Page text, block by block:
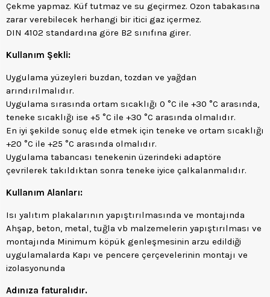
Çekme yapmaz. Küf tutmaz ve su geçirmez. Ozon tabakasına
zarar verebilecek herhangi bir itici gaz içermez.
DIN 4102 standardına göre B2 sınıfına girer.
Kullanım Şekli:
Uygulama yüzeyleri buzdan, tozdan ve yağdan
arındırılmalıdır.
Uygulama sırasında ortam sıcaklığı 0 °C ile +30 °C arasında,
teneke sıcaklığı ise +5 °C ile +30 °C arasında olmalıdır.
En iyi şekilde sonuç elde etmek için teneke ve ortam sıcaklığı
+20 °C ile +25 °C arasında olmalıdır.
Uygulama tabancası tenekenin üzerindeki adaptöre
çevrilerek takıldıktan sonra teneke iyice çalkalanmalıdır.
Kullanım Alanları:
Isı yalıtım plakalarının yapıştırılmasında ve montajında
Ahşap, beton, metal, tuğla vb malzemelerin yapıştırılması ve
montajında Minimum köpük genleşmesinin arzu edildiği
uygulamalarda Kapı ve pencere çerçevelerinin montajı ve
izolasyonunda
Adınıza faturalıdır.